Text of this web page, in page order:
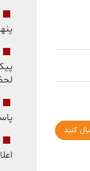
کنید
پاسخ به ۲۰